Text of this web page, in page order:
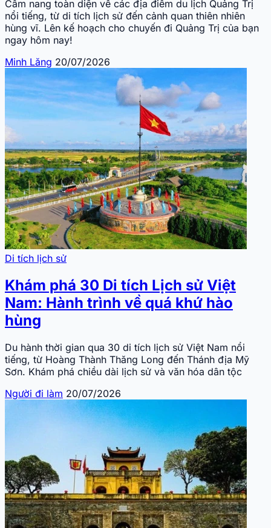
Cẩm nang toàn diện về các địa điểm du lịch Quảng Trị
nổi tiếng, từ di tích lịch sử đến cảnh quan thiên nhiên
hùng vĩ. Lên kế hoạch cho chuyến đi Quảng Trị của bạn
ngay hôm nay!
Minh Lăng 20/07/2026
Di tích lịch sử
Khám phá 30 Di tích Lịch sử Việt
Nam: Hành trình về quá khứ hào
hùng
Du hành thời gian qua 30 di tích lịch sử Việt Nam nổi
tiếng, từ Hoàng Thành Thăng Long đến Thánh địa Mỹ
Sơn. Khám phá chiều dài lịch sử và văn hóa dân tộc
Người đi làm 20/07/2026